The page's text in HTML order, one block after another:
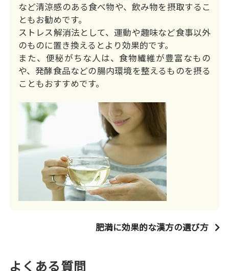
など清涼感のある食べ物や、飲み物を摂取するこ
ともお勧めです。
ストレス解消法として、運動や趣味など食事以外
のものに置き換えるとより効果的です。
また、便秘がちな人は、食物繊維が豊富なもの
や、発酵食品などの腸内環境を整えるものを摂る
こともおすすめです。
肥満に効果的な漢方の選び方
よくある質問